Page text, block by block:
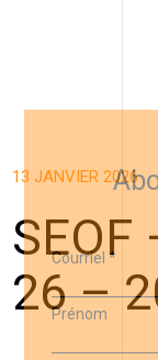
13 JANVIER 2026
26 –
Courriel*
Prénom